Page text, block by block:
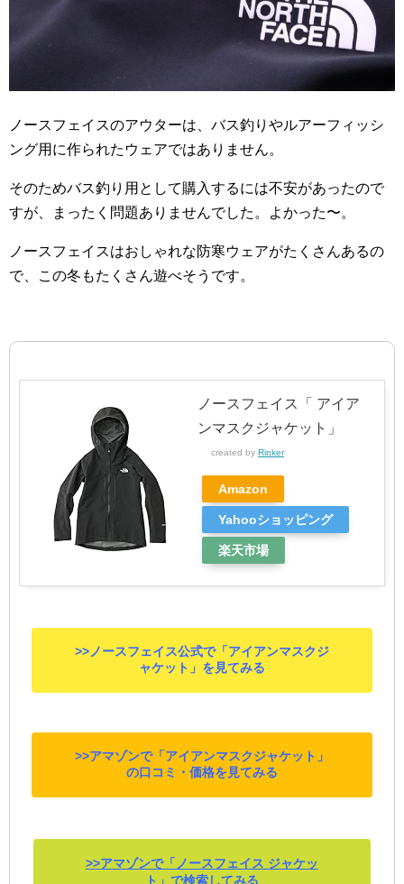
ノースフェイスのアウターは、バス釣りやルアーフィッシ
ング用に作られたウェアではありません。
そのためバス釣り用として購入するには不安があったので
すが、まったく問題ありませんでした。よかった〜。
ノースフェイスはおしゃれな防寒ウェアがたくさんあるの
で、この冬もたくさん遊べそうです。
ノースフェイス「 アイア
ンマスクジャケット」
created by Rinker
Amazon
Yahooショッピング
楽天市場
>>ノースフェイス公式で「アイアンマスクジ
ャケット」を見てみる
>>アマゾンで「アイアンマスクジャケット」
の口コミ・価格を見てみる
>>アマゾンで「ノースフェイス ジャケッ
ト」で検索してみる